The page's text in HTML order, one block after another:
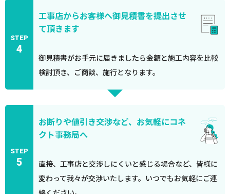
STEP
4
工事店からお客様へ御見積書を提出させ
て頂きます
御見積書がお手元に届きましたら金額と施工内容を比較
検討頂き、ご商談、施行となります。
STEP
5
お断りや値引き交渉など、お気軽にコネ
クト事務局へ
直接、工事店と交渉しにくいと感じる場合など、皆様に
変わって我々が交渉いたします。いつでもお気軽にご連